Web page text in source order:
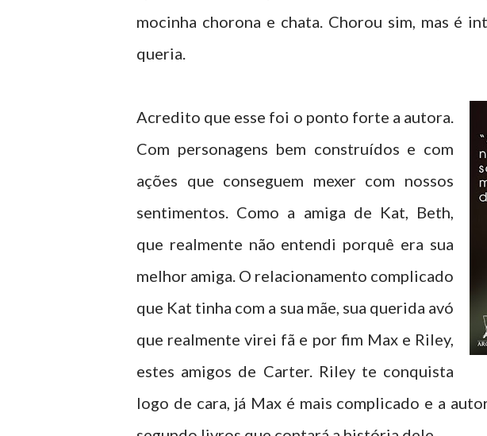
mocinha chorona e chata. Chorou sim, mas é
queria.
Acredito que esse foi o ponto forte a autora.
Com personagens bem construídos e com
ações que conseguem mexer com nossos
sentimentos. Como a amiga de Kat, Beth,
que realmente não entendi porquê era sua
melhor amiga. O relacionamento complicado
que Kat tinha com a sua mãe, sua querida avó
que realmente virei fã e por fim Max e Riley,
estes amigos de Carter. Riley te conquista
logo de cara, já Max é mais complicado e a